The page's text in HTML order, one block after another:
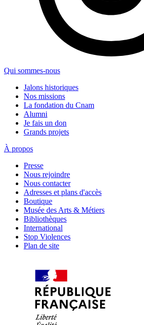
Qui sommes-nous
Jalons historiques
Nos missions
La fondation du Cnam
Alumni
Je fais un don
Grands projets
À propos
Presse
Nous rejoindre
Nous contacter
Adresses et plans d'accès
Boutique
Musée des Arts & Métiers
Bibliothèques
International
Stop Violences
Plan de site